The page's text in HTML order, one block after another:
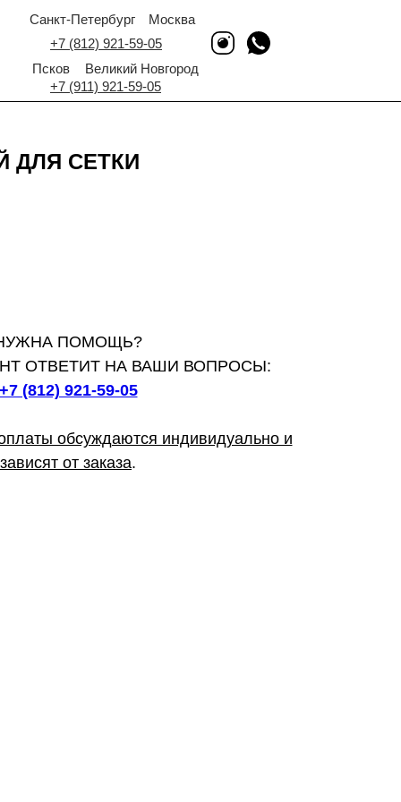
Санкт-Петербург
+7 (812) 921-59-05
Псков
Москва
Великий Новгород
+7 (911) 921-59-05
ДЛЯ СЕТКИ
ПОМОЩЬ?
ОТВЕТИТ НА ВАШИ ВОПРОСЫ:
+7 (812) 921-59-05
обсуждаются индивидуально и
зависят от заказа.